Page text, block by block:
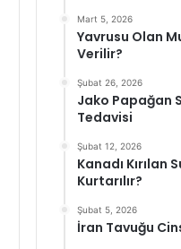
Mart 5, 2026
Yavrusu Olan
Verilir?
Şubat 26, 2026
Jako Papağan
Tedavisi
Şubat 12, 2026
Kanadı Kırılan
Kurtarılır?
Şubat 5, 2026
İran Tavuğu